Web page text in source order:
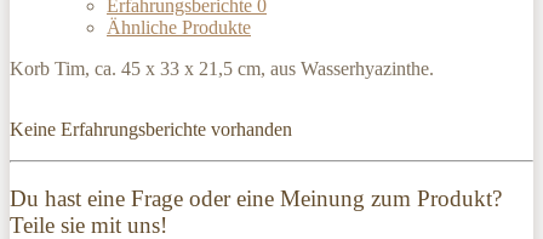
Erfahrungsberichte 0
Ähnliche Produkte
Korb Tim, ca. 45 x 33 x 21,5 cm, aus Wasserhyazinthe.
Keine Erfahrungsberichte vorhanden
Du hast eine Frage oder eine Meinung zum Produkt?
Teile sie mit uns!